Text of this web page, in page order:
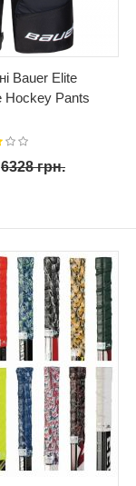
Bauer Elite
Hockey Pants
6328 грн.